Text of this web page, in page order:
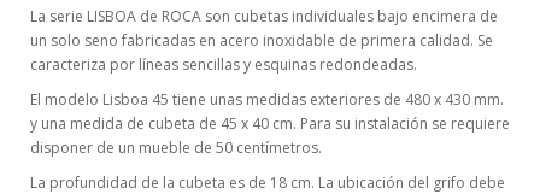
La serie LISBOA de ROCA son cubetas individuales bajo encimera de
un solo seno fabricadas en acero inoxidable de primera calidad. Se
caracteriza por líneas sencillas y esquinas redondeadas.
El modelo Lisboa 45 tiene unas medidas exteriores de 480 x 430 mm.
y una medida de cubeta de 45 x 40 cm. Para su instalación se requiere
disponer de un mueble de 50 centímetros.
La profundidad de la cubeta es de 18 cm. La ubicación del grifo debe